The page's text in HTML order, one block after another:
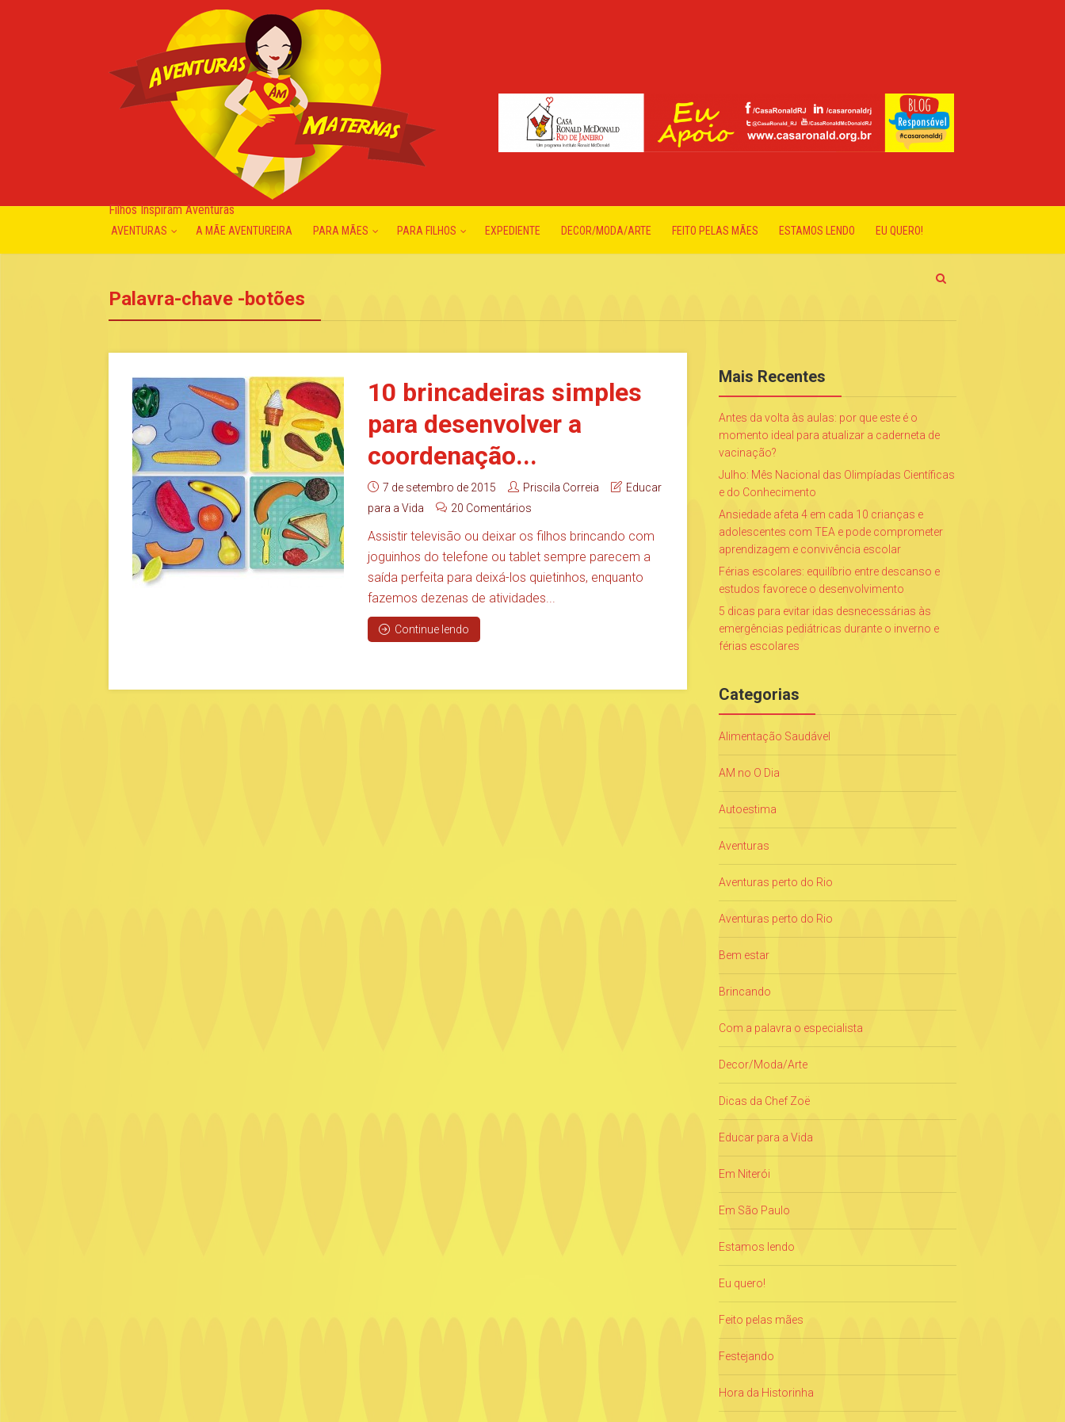
Filhos Inspiram Aventuras
AVENTURAS A MÃE AVENTUREIRA PARA MÃES PARA FILHOS EXPEDIENTE DECOR/MODA/ARTE FEITO PELAS MÃES ESTAMOS LENDO EU QUERO!
Palavra-chave -botões
10 brincadeiras simples
para desenvolver a
coordenação...
7 de setembro de 2015 Priscila Correia
Educar
para a Vida
20 Comentários
Assistir televisão ou deixar os filhos brincando com
joguinhos do telefone ou tablet sempre parecem a
saída perfeita para deixá-los quietinhos, enquanto
fazemos dezenas de atividades...
Continue lendo
Mais Recentes
Antes da volta às aulas: por que este é o
momento ideal para atualizar a caderneta de
vacinação?
Julho: Mês Nacional das Olimpíadas Científicas
e do Conhecimento
Ansiedade afeta 4 em cada 10 crianças e
adolescentes com TEA e pode comprometer
aprendizagem e convivência escolar
Férias escolares: equilíbrio entre descanso e
estudos favorece o desenvolvimento
5 dicas para evitar idas desnecessárias às
emergências pediátricas durante o inverno e
férias escolares
Categorias
Alimentação Saudável
AM no O Dia
Autoestima
Aventuras
Aventuras perto do Rio
Aventuras perto do Rio
Bem estar
Brincando
Com a palavra o especialista
Decor/Moda/Arte
Dicas da Chef Zoë
Educar para a Vida
Em Niterói
Em São Paulo
Estamos lendo
Eu quero!
Feito pelas mães
Festejando
Hora da Historinha